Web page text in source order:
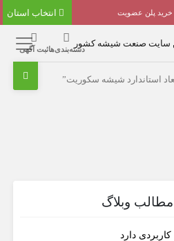
پلن عضویت
دسته‌بندی‌هاثبت آگهی
شیشه سکوریت”
وبلاگ
دارد